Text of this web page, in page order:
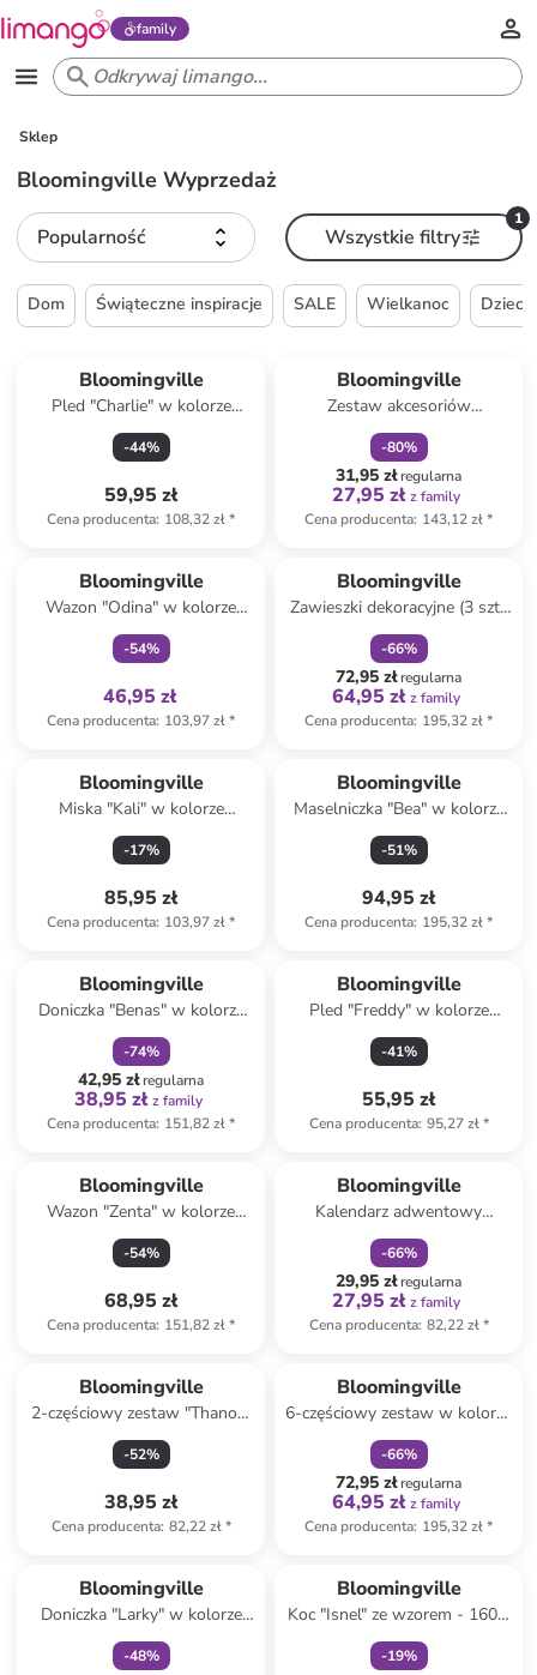
family
Sklep
Bloomingville Wyprzedaż
Popularność
1
Wszystkie filtry
Dom Świąteczne inspiracje SALE Wielkanoc
Bloomingville
Pled "Charlie" w kolorze
brązowo-beżowym - 160 x
130 cm
-44%
59,95 zł
Cena producenta: 108,32 zł*
Bloomingville
Zestaw akcesoriów
sklepowych - 3+
-80%
31,95 złregularna
27,95 zł z family
Cena producenta: 143,12 zł*
Bloomingville
Wazon "Odina" w kolorze
kremowo-oliwkowym - wys.
21 x Ø 9 cm
-54%
46,95 zł
Cena producenta: 103,97 zł*
Bloomingville
Zawieszki dekoracyjne (3 szt.)
ze wzorem - dł. 12 cm
-66%
72,95 złregularna
64,95 zł z family
Cena producenta: 195,32 zł*
Bloomingville
Miska "Kali" w kolorze
niebieskim do serwowania -
wys. 9,5 x Ø 9,5 cm
-17%
85,95 zł
Cena producenta: 103,97 zł*
Bloomingville
Maselniczka "Bea" w kolorze
kremowym - wys. 10 x Ø 15
cm
-51%
94,95 zł
Cena producenta: 195,32 zł*
Bloomingville
Doniczka "Benas" w kolorze
szarym - wys. 16 x Ø 17 cm
-74%
42,95 złregularna
38,95 zł z family
Cena producenta: 151,82 zł*
Bloomingville
Pled "Freddy" w kolorze
beżowym - 160 x 130 cm
-41%
55,95 zł
Cena producenta: 95,27 zł*
Bloomingville
Wazon "Zenta" w kolorze
zielonym - wys. 32 x Ø 13 cm
-54%
68,95 zł
Cena producenta: 151,82 zł*
Bloomingville
Kalendarz adwentowy
"Edmund" w kolorze biało-
czerwonym - 12 x 19 x 5 cm
-66%
29,95 złregularna
27,95 zł z family
Cena producenta: 82,22 zł*
Bloomingville
2-częściowy zestaw "Thanos"
w kolorze beżowym - wys. 8
cm
-52%
38,95 zł
Cena producenta: 82,22 zł*
Bloomingville
6-częściowy zestaw w kolorze
złotym - 22 x 21 x 22 cm
-66%
72,95 złregularna
64,95 zł z family
Cena producenta: 195,32 zł*
Bloomingville
Doniczka "Larky" w kolorze
jasnoróżowym - wys. 16 x Ø
11 cm
-48%
Bloomingville
Koc "Isnel" ze wzorem - 160 x
130 cm
-19%